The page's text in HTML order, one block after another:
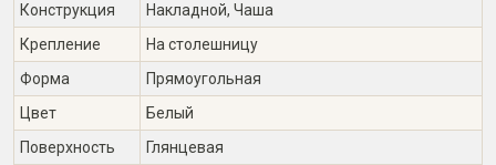
Конструкция
Накладной, Чаша
Крепление
На столешницу
Форма
Прямоугольная
Цвет
Белый
Поверхность
Глянцевая